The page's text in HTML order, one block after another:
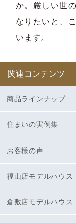
か。厳しい世
なりたいと、
います。
関連コンテンツ
商品ラインナップ
住まいの実例集
お客様の声
福山店モデルハウス
倉敷店モデルハウス